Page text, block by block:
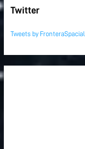
Twitter
Tweets by FronteraSpacial